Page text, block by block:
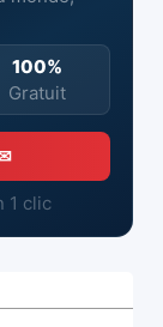
100%
Gratuit
1 clic